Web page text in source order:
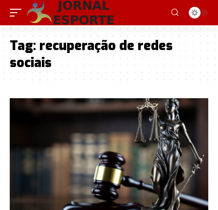
Tag: recuperação de redes
sociais